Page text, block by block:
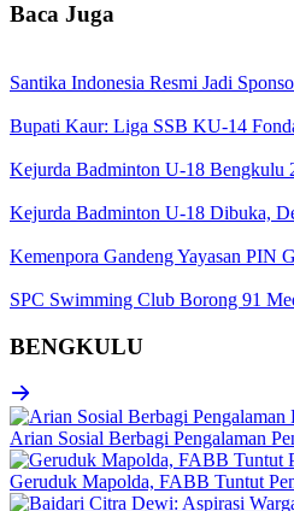
Baca Juga
Santika Indonesia Resmi Jadi
Bupati Kaur: Liga SSB KU-14
Kejurda Badminton U-18 Bengkulu
Kejurda Badminton U-18 Dibuka,
Kemenpora Gandeng Yayasan PIN
SPC Swimming Club Borong 91
BENGKULU
Arian Sosial Berbagi Pengalaman
Geruduk Mapolda, FABB Tuntut